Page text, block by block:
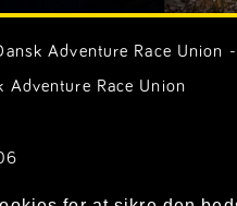
Adventure Race Union
Adventure Race Union